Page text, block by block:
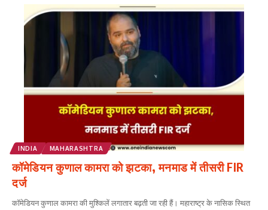
INDIA MAHARASHTRA
कॉमेडियन कुणाल कामरा को झटका, मनमाड में तीसरी FIR
दर्ज
कॉमेडियन कुणाल कामरा की मुश्किलें लगातार बढ़ती जा रही हैं। महाराष्ट्र के नासिक स्थित